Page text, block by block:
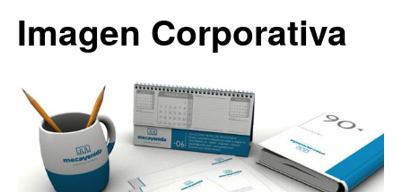
Imagen Corporativa